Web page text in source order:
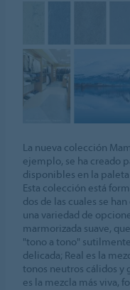
La nueva colección
ejemplo, se ha creado
disponibles en la
Esta colección está
dos de las cuales se
una variedad de
marmorizada suave,
"tono a tono"
delicada; Real es la
tonos neutros cálidos y
es la mezcla más viva,